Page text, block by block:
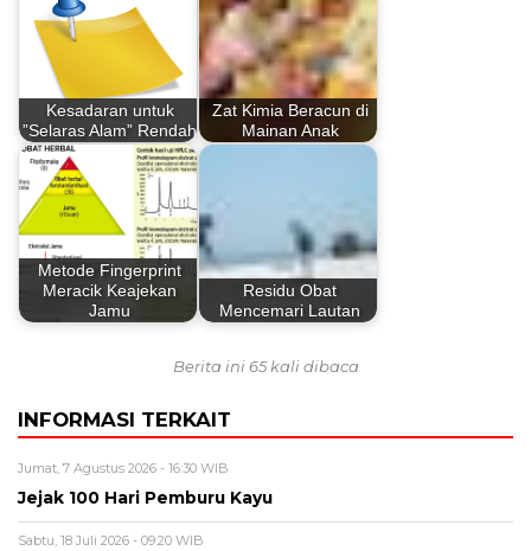
Kesadaran untuk
”Selaras Alam” Rendah
Zat Kimia Beracun di
Mainan Anak
Metode Fingerprint
Meracik Keajekan
Jamu
Residu Obat
Mencemari Lautan
Berita ini 65 kali dibaca
INFORMASI TERKAIT
Jumat, 7 Agustus 2026 - 16:30 WIB
Jejak 100 Hari Pemburu Kayu
Sabtu, 18 Juli 2026 - 09:20 WIB